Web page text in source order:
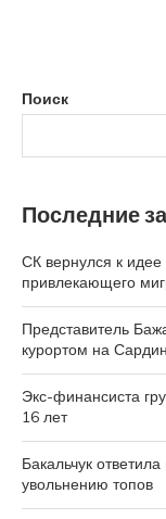
Поиск
Последние
СК вернулся к идее
привлекающего
Представитель
курортом на
Экс-финансиста
16 лет
Бакальчук
увольнению топов